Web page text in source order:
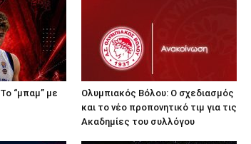
“μπαμ” με
Ολυμπιακός Βόλου: Ο σχεδιασμός
και το νέο προπονητικό τιμ για τις
Ακαδημίες του συλλόγου